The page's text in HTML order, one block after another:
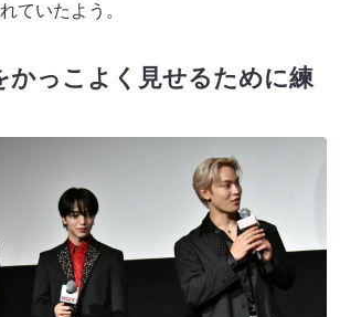
ていたよう。
かっこよく見せるために練